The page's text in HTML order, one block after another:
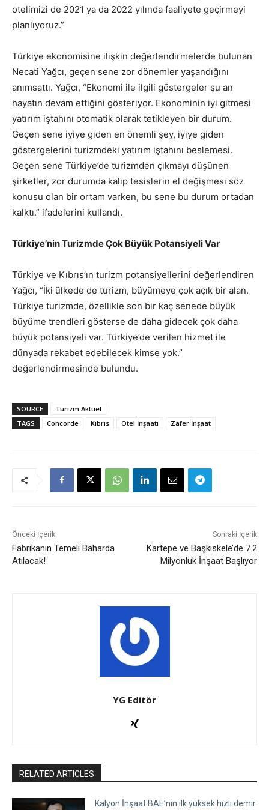
otelimizi de 2021 ya da 2022 yılında faaliyete geçirmeyi
planlıyoruz.”
Türkiye ekonomisine ilişkin değerlendirmelerde bulunan
Necati Yağcı, geçen sene zor dönemler yaşandığını
anımsattı. Yağcı, “Ekonomi ile ilgili göstergeler şu an
hayatın devam ettiğini gösteriyor. Ekonominin iyi gitmesi
yatırım iştahını otomatik olarak tetikleyen bir durum.
Geçen sene iyiye giden en önemli şey, iyiye giden
göstergelerini turizmdeki yatırım iştahını beslemesi.
Geçen sene Türkiye’de turizmden çıkmayı düşünen
şirketler, zor durumda kalıp tesislerin el değişmesi söz
konusu olan bir ortam varken, bu sene bu durum ortadan
kalktı.” ifadelerini kullandı.
Türkiye’nin Turizmde Çok Büyük Potansiyeli Var
Türkiye ve Kıbrıs’ın turizm potansiyellerini değerlendiren
Yağcı, “İki ülkede de turizm, büyümeye çok açık bir alan.
Türkiye turizmde, özellikle son bir kaç senede büyük
büyüme trendleri gösterse de daha gidecek çok daha
büyük potansiyeli var. Türkiye’de verilen hizmet ile
dünyada rekabet edebilecek kimse yok.”
değerlendirmesinde bulundu.
SOURCE
Turizm Aktüel
TAGS
Concorde Kıbrıs Otel İnşaatı Zafer İnşaat
Önceki İçerik
Fabrikanın Temeli Baharda
Atılacak!
Sonraki İçerik
Kartepe ve Başkiskele’de 7.2
Milyonluk İnşaat Başlıyor
YG Editör
RELATED ARTICLES
Kalyon İnşaat BAE’nin ilk yüksek hızlı demir